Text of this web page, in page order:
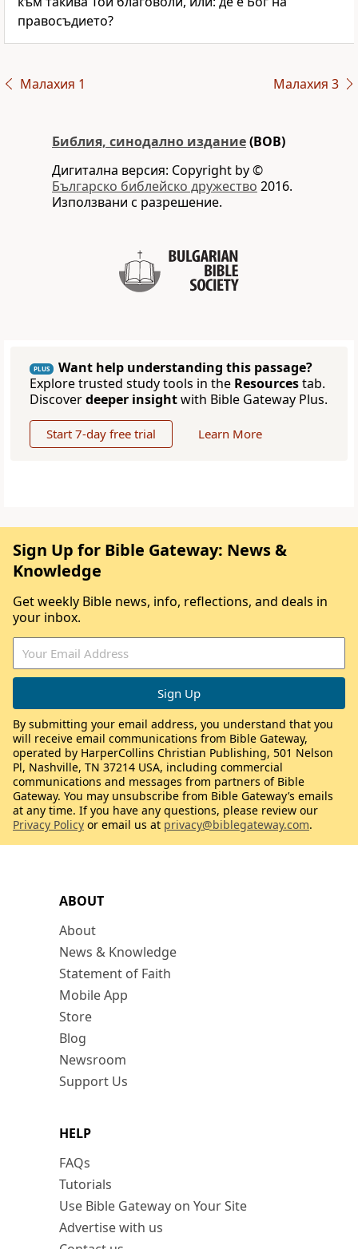
правосъдието?
Малахия 1 Малахия 3
Библия, синодално издание(BOB)
Дигитална версия: Copyright by ©
Българско библейско дружество 2016.
Използвани с разрешение.
PLUS
Want help understanding this passage?
Explore trusted study tools in the Resourcestab.
Discoverdeeper insightwith Bible Gateway Plus.
Start 7-day free trial Learn More
ABOUT
About
News & Knowledge
Statement of Faith
Mobile App
Store
Blog
Newsroom
Support Us
HELP
FAQs
Tutorials
Use Bible Gateway on Your Site
Advertise with us
Sign Up for Bible Gateway: News &
Knowledge
Get weekly Bible news, info, reflections, and deals in
your inbox.
By submitting your email address, you understand that you
will receive email communications from Bible Gateway,
operated by HarperCollins Christian Publishing, 501 Nelson
Pl, Nashville, TN 37214 USA, including commercial
communications and messages from partners of Bible
Gateway. You may unsubscribe from Bible Gateway’s emails
at any time. If you have any questions, please review our
Privacy Policy or email us at privacy@biblegateway.com.